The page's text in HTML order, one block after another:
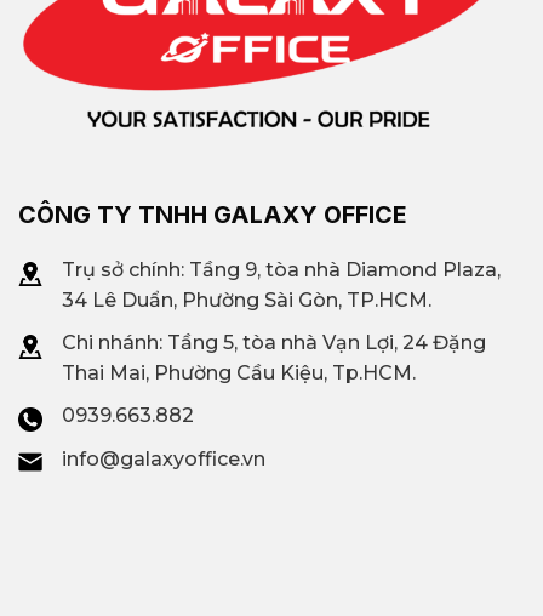
CÔNG TY TNHH GALAXY OFFICE
Trụ sở chính: Tầng 9, tòa nhà Diamond Plaza,
34 Lê Duẩn, Phường Sài Gòn, TP.HCM.
Chi nhánh: Tầng 5, tòa nhà Vạn Lợi, 24 Đặng
Thai Mai, Phường Cầu Kiệu, Tp.HCM.
0939.663.882
info@galaxyoffice.vn